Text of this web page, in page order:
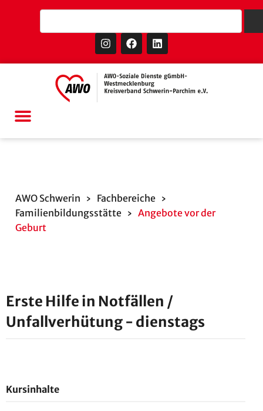
AWO Schwerin › Fachbereiche ›
Familienbildungsstätte › Angebote vor der
Geburt
Erste Hilfe in Notfällen /
Unfallverhütung - dienstags
Kursinhalte